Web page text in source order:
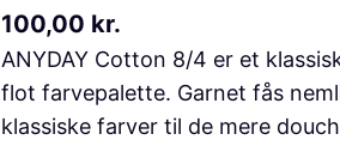
100,00 kr.
ANYDAY Cotton 8/4 er et
flot farvepalette. Garnet fås
klassiske farver til de mere